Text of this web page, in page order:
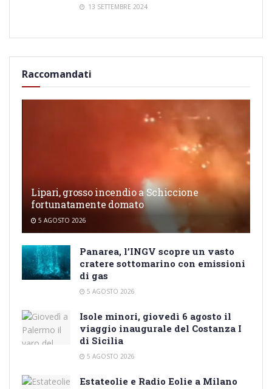
13 SETTEMBRE 2024
Raccomandati
Lipari, grosso incendio a Schiccione
fortunatamente domato
5 AGOSTO 2026
Panarea, l’INGV scopre un vasto
cratere sottomarino con emissioni
di gas
5 AGOSTO 2026
Isole minori, giovedì 6 agosto il
viaggio inaugurale del Costanza I
di Sicilia
5 AGOSTO 2026
Estateolie e Radio Eolie a Milano